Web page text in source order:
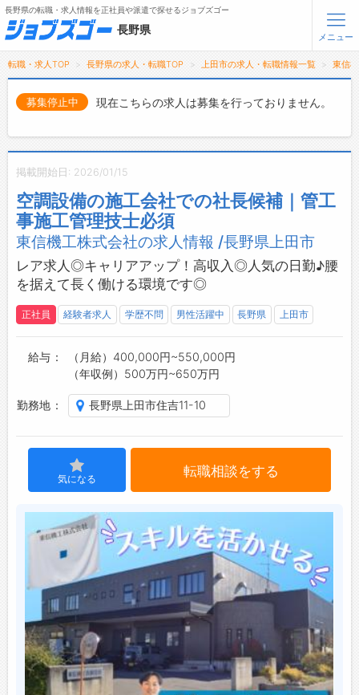
タップで簡単に求人を探す
【初めての方へ】
長野県の求人検索で選ばれる理由
転職支援サービスについて
転職支援サービス
転職ノウハウ(応募書類の書き方・面接対策など)
転職・採用コラム
ジョブズゴーについて
会社概要
よくあるご質問
長野県の転職・求人情報を正社員や派遣で探せるジョブズゴー
長野県
メニュー
転職・求人TOP 長野県の求人・転職TOP 上田市の求人・転職情報一覧 東信
募集停止中 現在こちらの求人は募集を行っておりません。
掲載開始日: 2026/01/15
空調設備の施工会社での社長候補｜管工
事施工管理技士必須
東信機工株式会社の求人情報 /長野県上田市
レア求人◎キャリアアップ！高収入◎人気の日勤♪腰
を据えて長く働ける環境です◎
正社員 経験者求人 学歴不問 男性活躍中 長野県 上田市
給与
（月給）400,000円~550,000円
（年収例）500万円~650万円
勤務地 長野県上田市住吉11-10
気になる 転職相談をする